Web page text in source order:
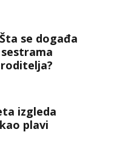
se događa
izgleda
plavi